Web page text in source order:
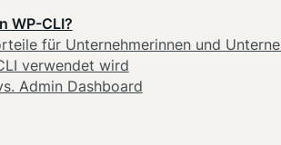
WP-CLI?
für Unternehmerinnen und
verwendet wird
Admin Dashboard